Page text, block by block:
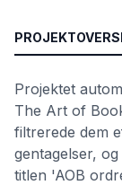
Projektet
The Art of
filtrerede dem
gentagelser,
titlen 'AOB